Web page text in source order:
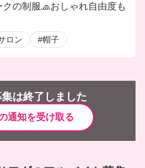
の制服🧢おしゃれ自由度も
ロン #帽子
は終了しました
通知を受け取る